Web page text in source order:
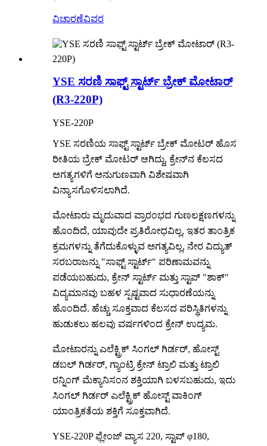
ವಿಚಾರಣೆವಿವರ
YSE ಸರಣಿ ಸಾಫ್ಟ್ ಸ್ಟಾರ್ಟ್ ಬ್ರೇಕ್ ಮೋಟಾರ್
(R3-220P)
YSE-220P
YSE ಸರಣಿಯ ಸಾಫ್ಟ್ ಸ್ಟಾರ್ಟ್ ಬ್ರೇಕ್ ಮೋಟರ್ ಹೊಸ
ರೀತಿಯ ಬ್ರೇಕ್ ಮೋಟರ್ ಆಗಿದ್ದು, ಕ್ರೇನ್‌ನ ಕೆಲಸದ
ಅಗತ್ಯಗಳಿಗೆ ಅನುಗುಣವಾಗಿ ವಿಶೇಷವಾಗಿ
ವಿನ್ಯಾಸಗೊಳಿಸಲಾಗಿದೆ.
ಮೋಟಾರು ಮೃದುವಾದ ಪ್ರಾರಂಭದ ಗುಣಲಕ್ಷಣಗಳನ್ನು
ಹೊಂದಿದೆ, ಯಾವುದೇ ಪ್ರತಿರೋಧವಿಲ್ಲ, ಇತರ ತಾಂತ್ರಿಕ
ಕ್ರಮಗಳನ್ನು ತೆಗೆದುಕೊಳ್ಳುವ ಅಗತ್ಯವಿಲ್ಲ, ನೇರ ವಿದ್ಯುತ್
ಸರಬರಾಜನ್ನು "ಸಾಫ್ಟ್ ಸ್ಟಾರ್ಟ್" ಪರಿಣಾಮವನ್ನು
ಪಡೆಯಬಹುದು, ಕ್ರೇನ್ ಸ್ಟಾರ್ಟ್ ಮತ್ತು ಸ್ಟಾಪ್ "ಶಾಕ್"
ವಿದ್ಯಮಾನವು ಬಹಳ ಸ್ಪಷ್ಟವಾದ ಸುಧಾರಣೆಯನ್ನು
ಹೊಂದಿದೆ. ಹೆಚ್ಚು ಸೂಕ್ತವಾದ ಕೆಲಸದ ಪರಿಸ್ಥಿತಿಗಳನ್ನು
ಹುಡುಕಲು ಹಲವು ವರ್ಷಗಳಿಂದ ಕ್ರೇನ್ ಉದ್ಯಮ.
ಮೋಟಾರನ್ನು ಎಲೆಕ್ಟ್ರಿಕ್ ಸಿಂಗಲ್ ಗಿರ್ಡರ್, ಹೋಸ್ಟ್
ಡಬಲ್ ಗಿರ್ಡರ್, ಗ್ಯಾಂಟ್ರಿ ಕ್ರೇನ್ ಟ್ರಾಲಿ ಮತ್ತು ಟ್ರಾಲಿ
ರನ್ನಿಂಗ್ ಮೆಕ್ಯಾನಿಸಂನ ಶಕ್ತಿಯಾಗಿ ಬಳಸಬಹುದು, ಇದು
ಸಿಂಗಲ್ ಗಿರ್ಡರ್ ಎಲೆಕ್ಟ್ರಿಕ್ ಹೋಸ್ಟ್ ವಾಕಿಂಗ್
ಯಾಂತ್ರಿಕತೆಯ ಶಕ್ತಿಗೆ ಸೂಕ್ತವಾಗಿದೆ.
YSE-220P ಫ್ಲೇಂಜ್ ವ್ಯಾಸ 220, ಸ್ಟಾಪ್ φ180,